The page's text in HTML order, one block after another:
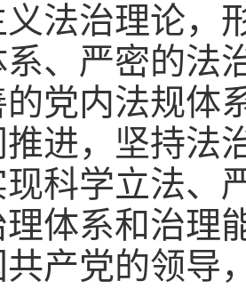
法治理论，
、严密的法
的党内法规体
进，坚持法
科学立法、
理体系和治理
产党的领导